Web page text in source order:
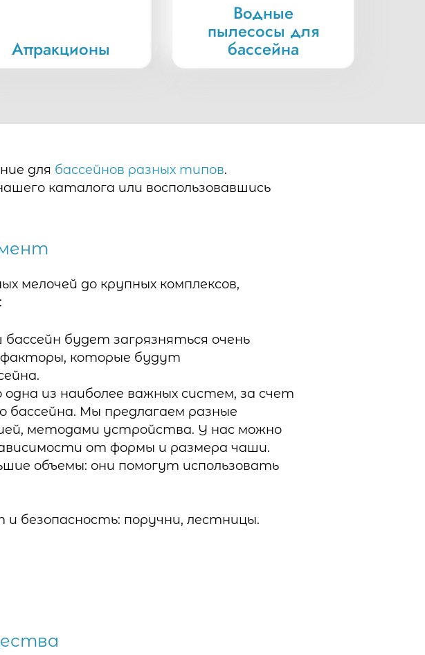
Аттракционы
Водные
пылесосы для
бассейна
для бассейнов разных типов.
каталога или воспользовавшись
мелочей до крупных комплексов,
бассейн будет загрязняться очень
которые будут
из наиболее важных систем, за счет
бассейна. Мы предлагаем разные
методами устройства. У нас можно
от формы и размера чаши.
объемы: они помогут использовать
безопасность: поручни, лестницы.